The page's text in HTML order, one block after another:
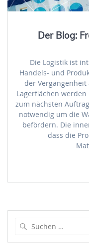
Der Blog:
Die Logistik ist
Handels- und
der
Lagerflächen
zum nächsten
notwendig um die
befördern. Die
dass die